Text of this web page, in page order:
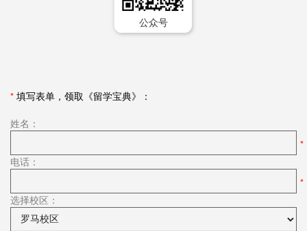
公众号
* 填写表单，领取《留学宝典》：
姓名：
电话：
选择校区：